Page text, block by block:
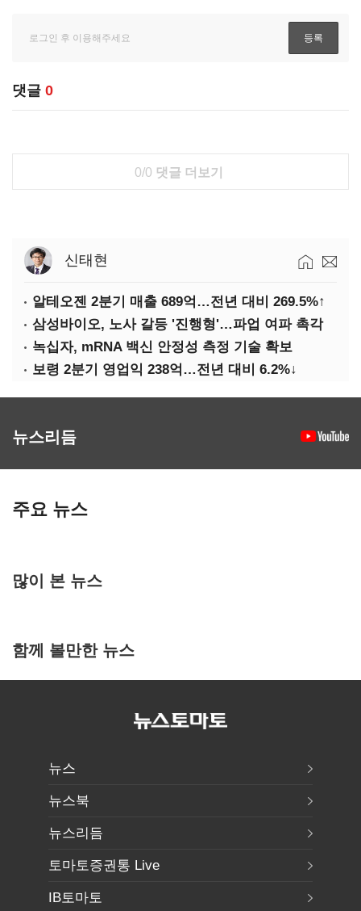
댓글 0
0/0 댓글 더보기
신태현
알테오젠 2분기 매출 689억…전년 대비 269.5%↑
삼성바이오, 노사 갈등 '진행형'…파업 여파 촉각
녹십자, mRNA 백신 안정성 측정 기술 확보
보령 2분기 영업익 238억…전년 대비 6.2%↓
뉴스리듬
주요 뉴스
많이 본 뉴스
함께 볼만한 뉴스
뉴스
뉴스북
뉴스리듬
토마토증권통 Live
IB토마토